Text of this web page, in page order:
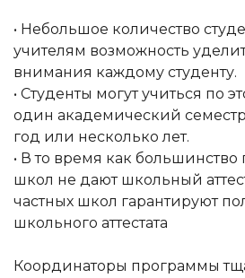
• Небольшое количество
учителям возможность
внимания каждому студенту.
• Студенты могут учиться по
один академический
год или несколько лет.
• В то время как большинство
школ не дают школьный
частных школ гарантируют
школьного аттестата
Координаторы программы